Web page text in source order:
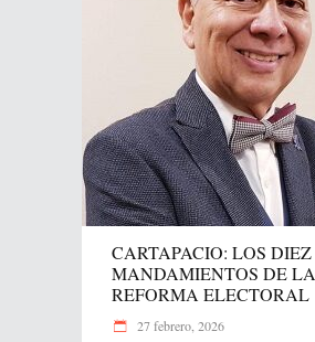
CARTAPACIO: LOS DIEZ
MANDAMIENTOS DE LA
REFORMA ELECTORAL
27 febrero, 2026